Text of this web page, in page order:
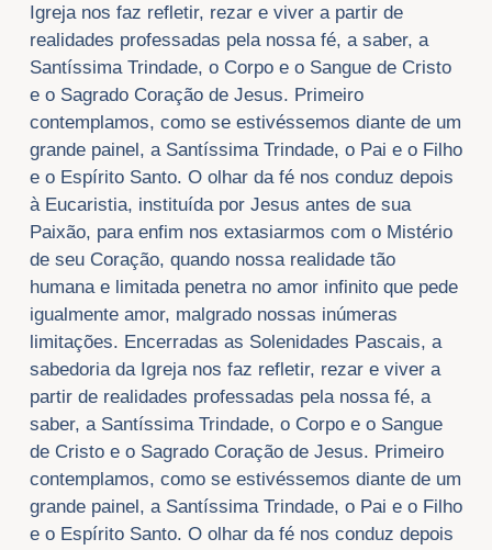
Igreja nos faz refletir, rezar e viver a partir de
realidades professadas pela nossa fé, a saber, a
Santíssima Trindade, o Corpo e o Sangue de Cristo
e o Sagrado Coração de Jesus. Primeiro
contemplamos, como se estivéssemos diante de um
grande painel, a Santíssima Trindade, o Pai e o Filho
e o Espírito Santo. O olhar da fé nos conduz depois
à Eucaristia, instituída por Jesus antes de sua
Paixão, para enfim nos extasiarmos com o Mistério
de seu Coração, quando nossa realidade tão
humana e limitada penetra no amor infinito que pede
igualmente amor, malgrado nossas inúmeras
limitações. Encerradas as Solenidades Pascais, a
sabedoria da Igreja nos faz refletir, rezar e viver a
partir de realidades professadas pela nossa fé, a
saber, a Santíssima Trindade, o Corpo e o Sangue
de Cristo e o Sagrado Coração de Jesus. Primeiro
contemplamos, como se estivéssemos diante de um
grande painel, a Santíssima Trindade, o Pai e o Filho
e o Espírito Santo. O olhar da fé nos conduz depois